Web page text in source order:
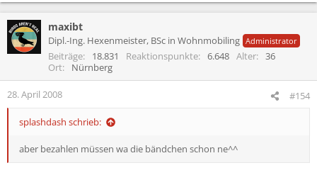
maxibt
Dipl.-Ing. Hexenmeister, BSc in Wohnmobiling Administrator
Beiträge 18.831 Reaktionspunkte 6.648 Alter
36
Ort
Nürnberg
28. April 2008 #154
splashdash schrieb:
aber bezahlen müssen wa die bändchen schon ne^^